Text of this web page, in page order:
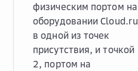
физическим портом на
оборудовании Cloud.ru
в одной из точек
присутствия, и точкой
2, портом на